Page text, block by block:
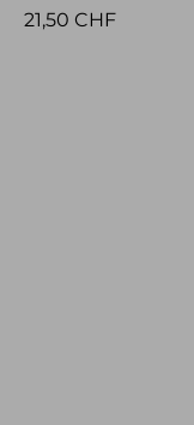
Prezzo
21,50 CHF